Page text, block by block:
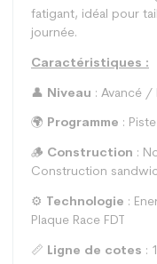
fatigant, idéal pour
journée.
Caractéristiques :
👤 Niveau : Avancé /
🌍 Programme :
🪵 Construction :
Construction
⚙️ Technologie :
Plaque Race FDT
📏 Ligne de cotes :